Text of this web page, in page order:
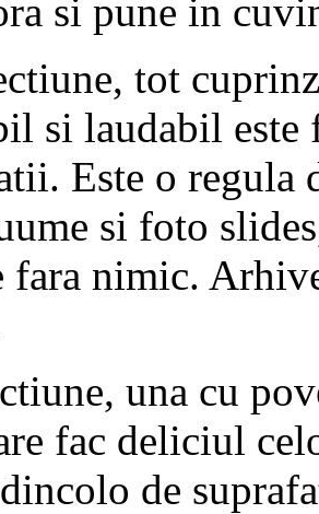
si pune in
tot
si laudabil este
Este o regula
si foto
fara nimic.
una cu
fac deliciul
de